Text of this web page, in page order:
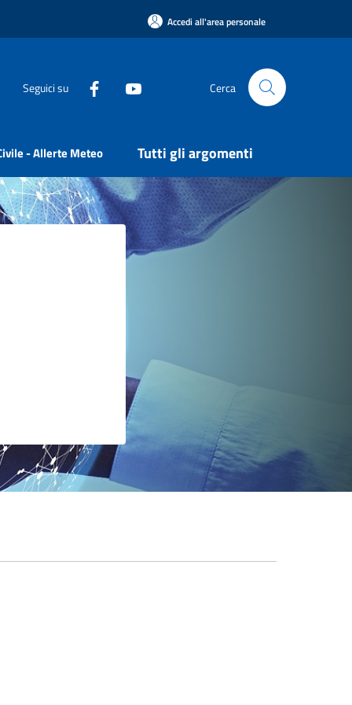
Accedi all'area personale
Seguici su Cerca
- Allerte Meteo Tutti gli argomenti